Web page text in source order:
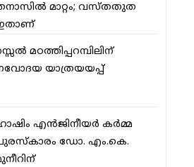
മാറ്റം; വസ്തതുത
മഠത്തിപ്പറമ്പിലിന്
യാത്രയയപ്പ്
എന്‍ജിനീയര്‍ കര്‍മ്മ
ഡോ. എം.കെ.